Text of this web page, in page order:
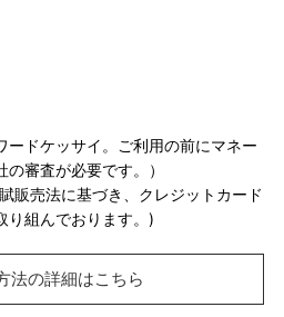
ードケッサイ。ご利用の前にマネー
審査が必要です。）
販売法に基づき、クレジットカード
り組んでおります。)
法の詳細はこちら